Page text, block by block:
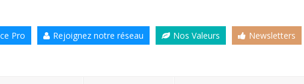
Pro Rejoignez notre réseau Nos Valeurs Newsletters